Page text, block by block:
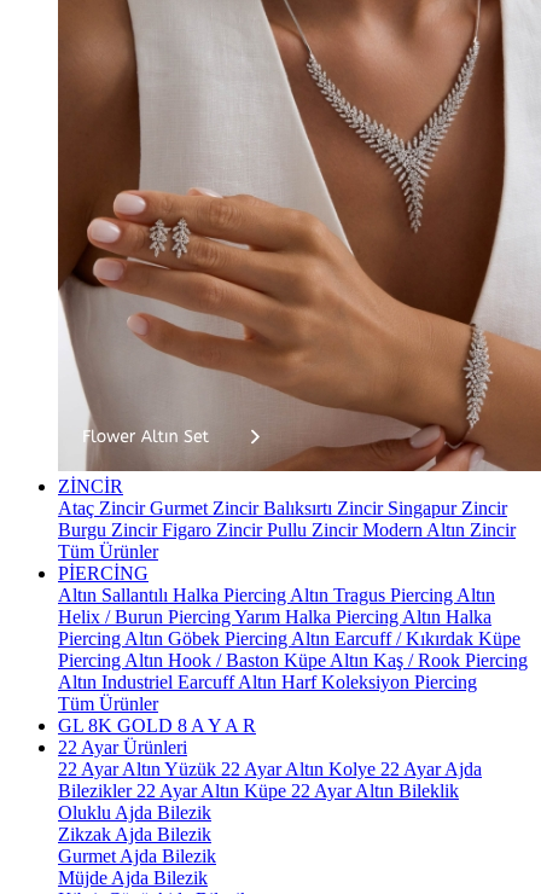
ZİNCİR
Ataç ZincirGurmet ZincirBalıksırtı Zincir Singapur Zincir
Burgu ZincirFigaro ZincirPullu ZincirModern Altın Zincir
Tüm Ürünler
PİERCİNG
Altın Sallantılı Halka Piercing Altın Tragus Piercing Altın
Helix / Burun PiercingYarım Halka Piercing Altın Halka
Piercing Altın Göbek Piercing Altın Earcuff / Kıkırdak Küpe
Piercing Altın Hook / Baston Küpe Altın Kaş / Rook Piercing
Altın Industriel EarcuffAltın Harf Koleksiyon Piercing
Tüm Ürünler
GL 8K GOLD 8 A Y A R
22 Ayar Ürünleri
22 Ayar Altın Yüzük 22 Ayar Altın Kolye 22 Ayar Ajda
Bilezikler 22 Ayar Altın Küpe 22 Ayar Altın Bileklik
Oluklu Ajda Bilezik
Zikzak Ajda Bilezik
Gurmet Ajda Bilezik
Müjde Ajda Bilezik